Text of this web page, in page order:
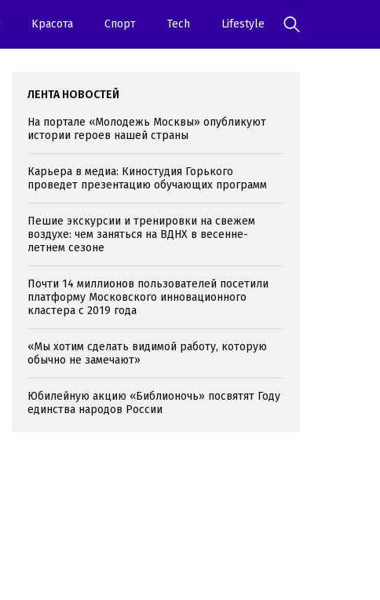
Kрасота Спорт Tech Lifestyle
ЛЕНТА НОВОСТЕЙ
На портале «Молодежь Москвы» опубликуют
истории героев нашей страны
Карьера в медиа: Киностудия Горького
проведет презентацию обучающих программ
Пешие экскурсии и тренировки на свежем
воздухе: чем заняться на ВДНХ в весенне-
летнем сезоне
Почти 14 миллионов пользователей посетили
платформу Московского инновационного
кластера с 2019 года
«Мы хотим сделать видимой работу, которую
обычно не замечают»
Юбилейную акцию «Библионочь» посвятят Году
единства народов России